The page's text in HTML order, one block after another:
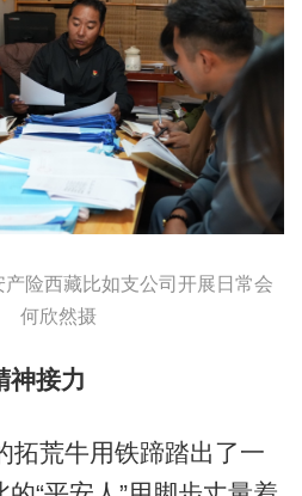
险西藏比如支公司开展日常会
何欣然摄
接力
荒牛用铁蹄踏出了一